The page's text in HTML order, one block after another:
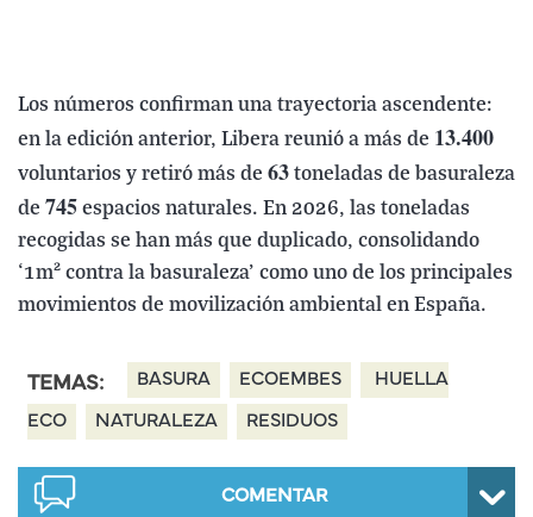
Los números confirman una trayectoria ascendente:
en la edición anterior, Libera reunió a más de 13.400
voluntarios y retiró más de 63 toneladas de basuraleza
de 745 espacios naturales. En 2026, las toneladas
recogidas se han más que duplicado, consolidando
‘1m² contra la basuraleza’ como uno de los principales
movimientos de movilización ambiental en España.
TEMAS: BASURA ECOEMBES HUELLA
ECO NATURALEZA RESIDUOS
COMENTAR